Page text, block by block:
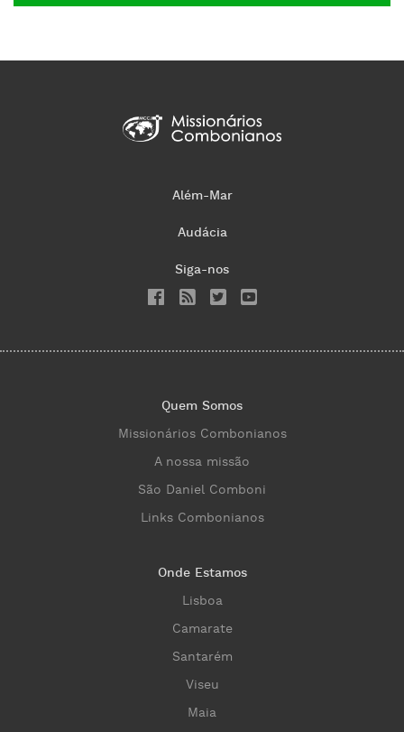
Além-Mar
Audácia
Siga-nos
Quem Somos
Missionários Combonianos
A nossa missão
São Daniel Comboni
Links Combonianos
Onde Estamos
Lisboa
Camarate
Santarém
Viseu
Maia